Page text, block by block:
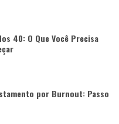
40: O Que Você Precisa
por Burnout: Passo